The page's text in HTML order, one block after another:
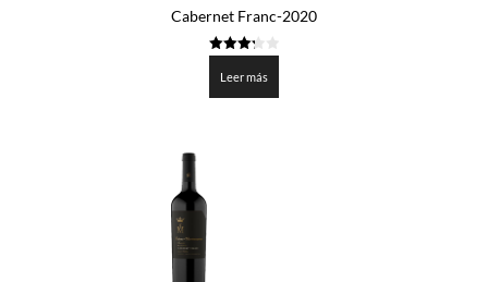
Cabernet Franc-2020
de 5
Leer más